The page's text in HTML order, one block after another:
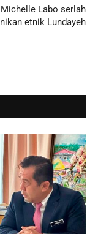
Michelle Labo serlah
etnik Lundayeh